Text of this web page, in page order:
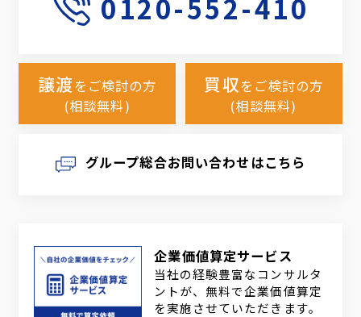
譲渡をご検討の方
(相談無料)
買収をご検討の方
(相談無料)
グループ総合お問い合わせはこちら
企業価値算定サービス
当社の経験豊富なコンサルタ
ントが、無料で企業価値算定
を実施させていただきます。